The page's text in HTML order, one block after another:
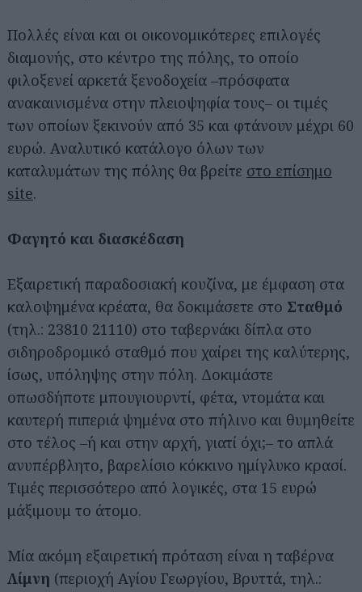
Πολλές είναι και οι οικονομικότερες επιλογές
διαμονής, στο κέντρο της πόλης, το οποίο
φιλοξενεί αρκετά ξενοδοχεία –πρόσφατα
ανακαινισμένα στην πλειοψηφία τους– οι τιμές
των οποίων ξεκινούν από 35 και φτάνουν μέχρι 60
ευρώ. Αναλυτικό κατάλογο όλων των
καταλυμάτων της πόλης θα βρείτε στο επίσημο
site.
Φαγητό και διασκέδαση
Εξαιρετική παραδοσιακή κουζίνα, με έμφαση στα
καλοψημένα κρέατα, θα δοκιμάσετε στο Σταθμό
(τηλ.: 23810 21110) στο ταβερνάκι δίπλα στο
σιδηροδρομικό σταθμό που χαίρει της καλύτερης,
ίσως, υπόληψης στην πόλη. Δοκιμάστε
οπωσδήποτε μπουγιουρντί, φέτα, ντομάτα και
καυτερή πιπεριά ψημένα στο πήλινο και θυμηθείτε
στο τέλος –ή και στην αρχή, γιατί όχι;– το απλά
ανυπέρβλητο, βαρελίσιο κόκκινο ημίγλυκο κρασί.
Τιμές περισσότερο από λογικές, στα 15 ευρώ
μάξιμουμ το άτομο.
Μία ακόμη εξαιρετική πρόταση είναι η ταβέρνα
Λίμνη (περιοχή Αγίου Γεωργίου, Βρυττά, τηλ.: